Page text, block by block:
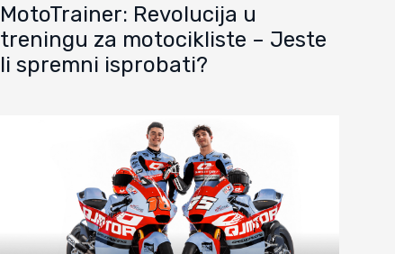
MotoTrainer: Revolucija u
treningu za motocikliste – Jeste
li spremni isprobati?